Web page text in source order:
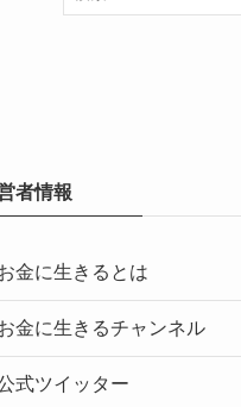
で
者情報
金に生きるとは
金に生きるチャンネル
式ツイッター